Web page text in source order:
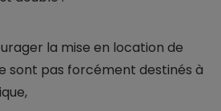
la mise en location de
sont pas forcément destinés à